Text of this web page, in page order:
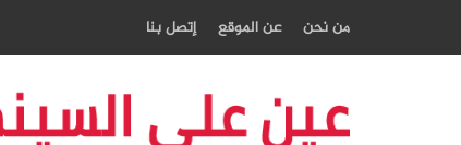
من نحن عن الموقع إتصل بنا